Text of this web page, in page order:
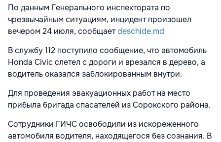
По данным Генерального инспектората по
чрезвычайным ситуациям, инцидент произошел
вечером 24 июля, сообщаетdeschide.md
В службу 112 поступило сообщение, что автомобиль
Honda Civic слетел с дороги и врезался в дерево, а
водитель оказался заблокированным внутри.
Для проведения эвакуационных работ на место
прибыла бригада спасателей из Сорокского района.
Сотрудники ГИЧС освободили из искореженного
автомобиля водителя, находящегося без сознания. В